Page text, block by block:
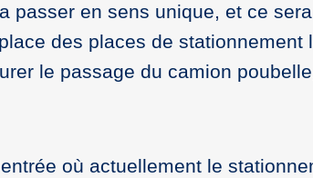
passer en sens unique, et ce
des places de
le passage du camion
où actuellement le